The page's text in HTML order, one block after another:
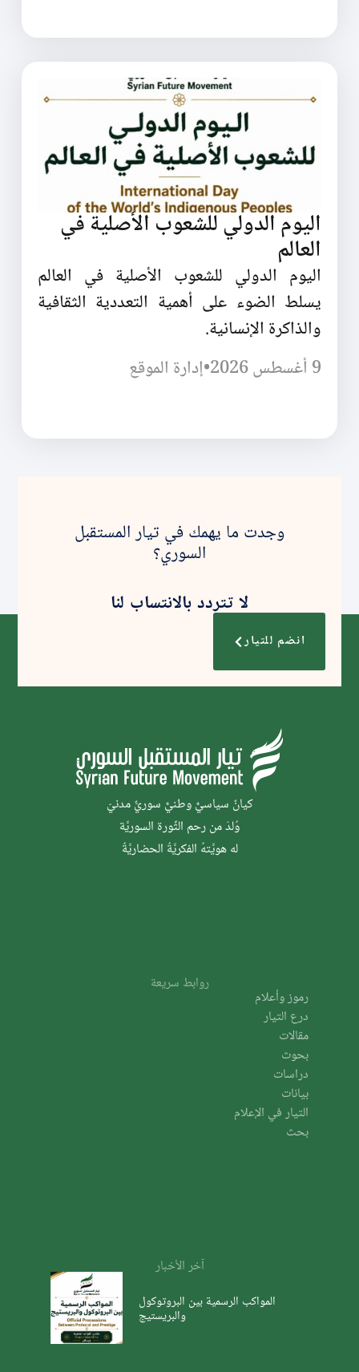
اليوم الدولي للشعوب الأصلية في
العالم
اليوم الدولي للشعوب الأصلية في العالم
يسلط الضوء على أهمية التعددية الثقافية
والذاكرة الإنسانية.
9 أغسطس 2026
•إدارة الموقع
وجدت ما يهمك في تيار المستقبل
السوري؟
لا تتردد بالانتساب لنا
انضم للتيار
كيانٌ سياسيٌّ وطنيٌّ سوريٌّ مدنيّ
وُلدَ من رحم الثَّورة السوريَّة
له هويَّتهُ الفكريَّةُ الحضاريَّةُ
روابط سريعة
رموز وأعلام
درع التيار
مقالات
بحوث
دراسات
بيانات
التيار في الإعلام
بحث
آخر الأخبار
المواكب الرسمية بين البروتوكول
والبريستيج